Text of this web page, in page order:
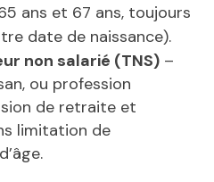
ans et 67 ans, toujours
date de naissance).
non salarié (TNS) –
ou profession
de retraite et
limitation de